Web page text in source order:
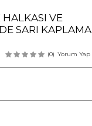
VE
SARI KAPLAMA
(0) Yorum Yap